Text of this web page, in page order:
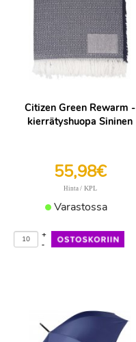
Citizen Green Rewarm -
kierrätyshuopa Sininen
55,98€
Hinta / KPL
Varastossa
-
+